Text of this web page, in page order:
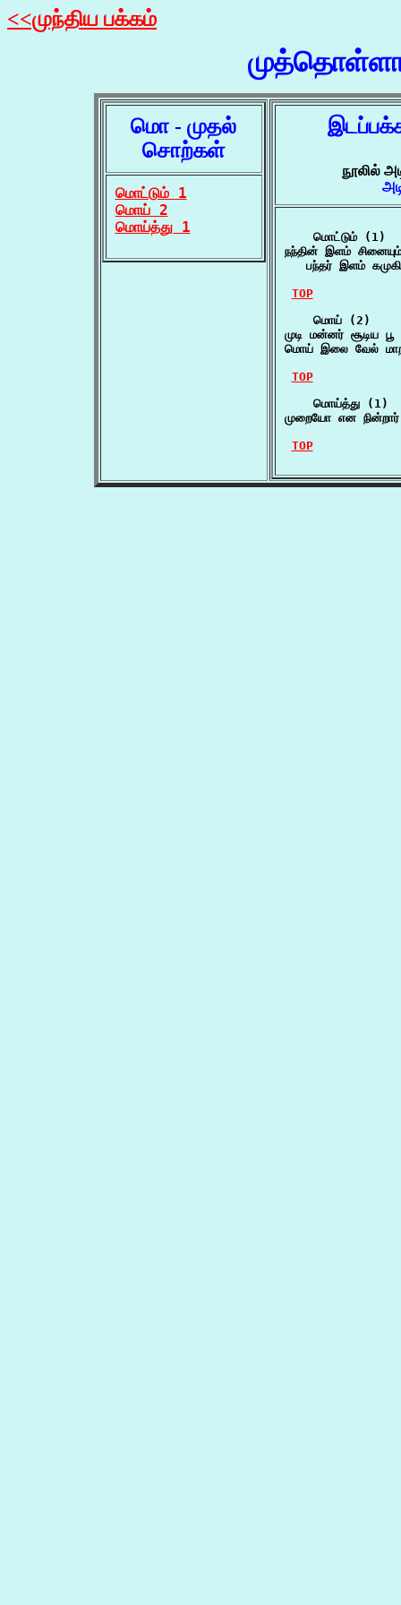
<<முந்திய பக்கம்
மொ - முதல்
சொற்கள்
மொட்டும் 1
மொய் 2
மொய்த்து 1
நூலில்
    மொட்டும் (1)
நந்தின் இளம்
பந்தர் இளம்
TOP
    மொய் (2)
முடி மன்னர் சூடிய
மொய் இலை வேல்
TOP
    மொய்த்து (1)
முறையோ என
TOP